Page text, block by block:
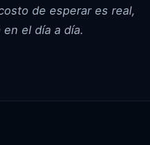
de esperar es real,
el día a día.